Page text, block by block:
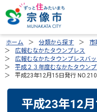
ホーム 分類から探す 市
広報むなかたタウンプレス
広報むなかたタウンプレスバ
平成２３年度むなかたタウン
平成23年12月15日発行
平成23年12